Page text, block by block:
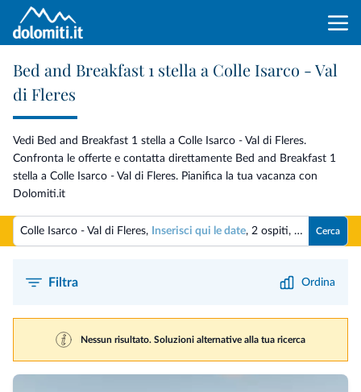
Bed and Breakfast 1 stella a Colle Isarco - Val
di Fleres
Vedi Bed and Breakfast 1 stella a Colle Isarco - Val di Fleres.
Confronta le offerte e contatta direttamente Bed and Breakfast 1
stella a Colle Isarco - Val di Fleres. Pianifica la tua vacanza con
Dolomiti.it
Colle Isarco - Val di Fleres, Inserisci qui le date, 2 ospiti, 1 camera
Cerca
Filtra Ordina
Nessun risultato. Soluzioni alternative alla tua ricerca